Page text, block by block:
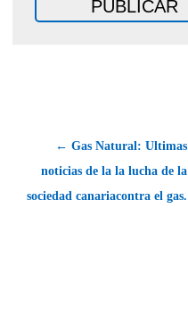
← Gas Natural: Ultimas
noticias de la la lucha de la
sociedad canariacontra el gas.